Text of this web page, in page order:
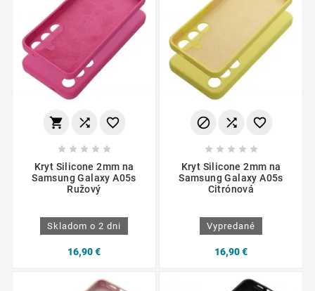
  
    
Kryt Silicone 2mm na
Samsung Galaxy A05s
Ružový
Skladom o 2 dni
16,90 €
  
    
Kryt Silicone 2mm na
Samsung Galaxy A05s
Citrónová
Vypredané
16,90 €